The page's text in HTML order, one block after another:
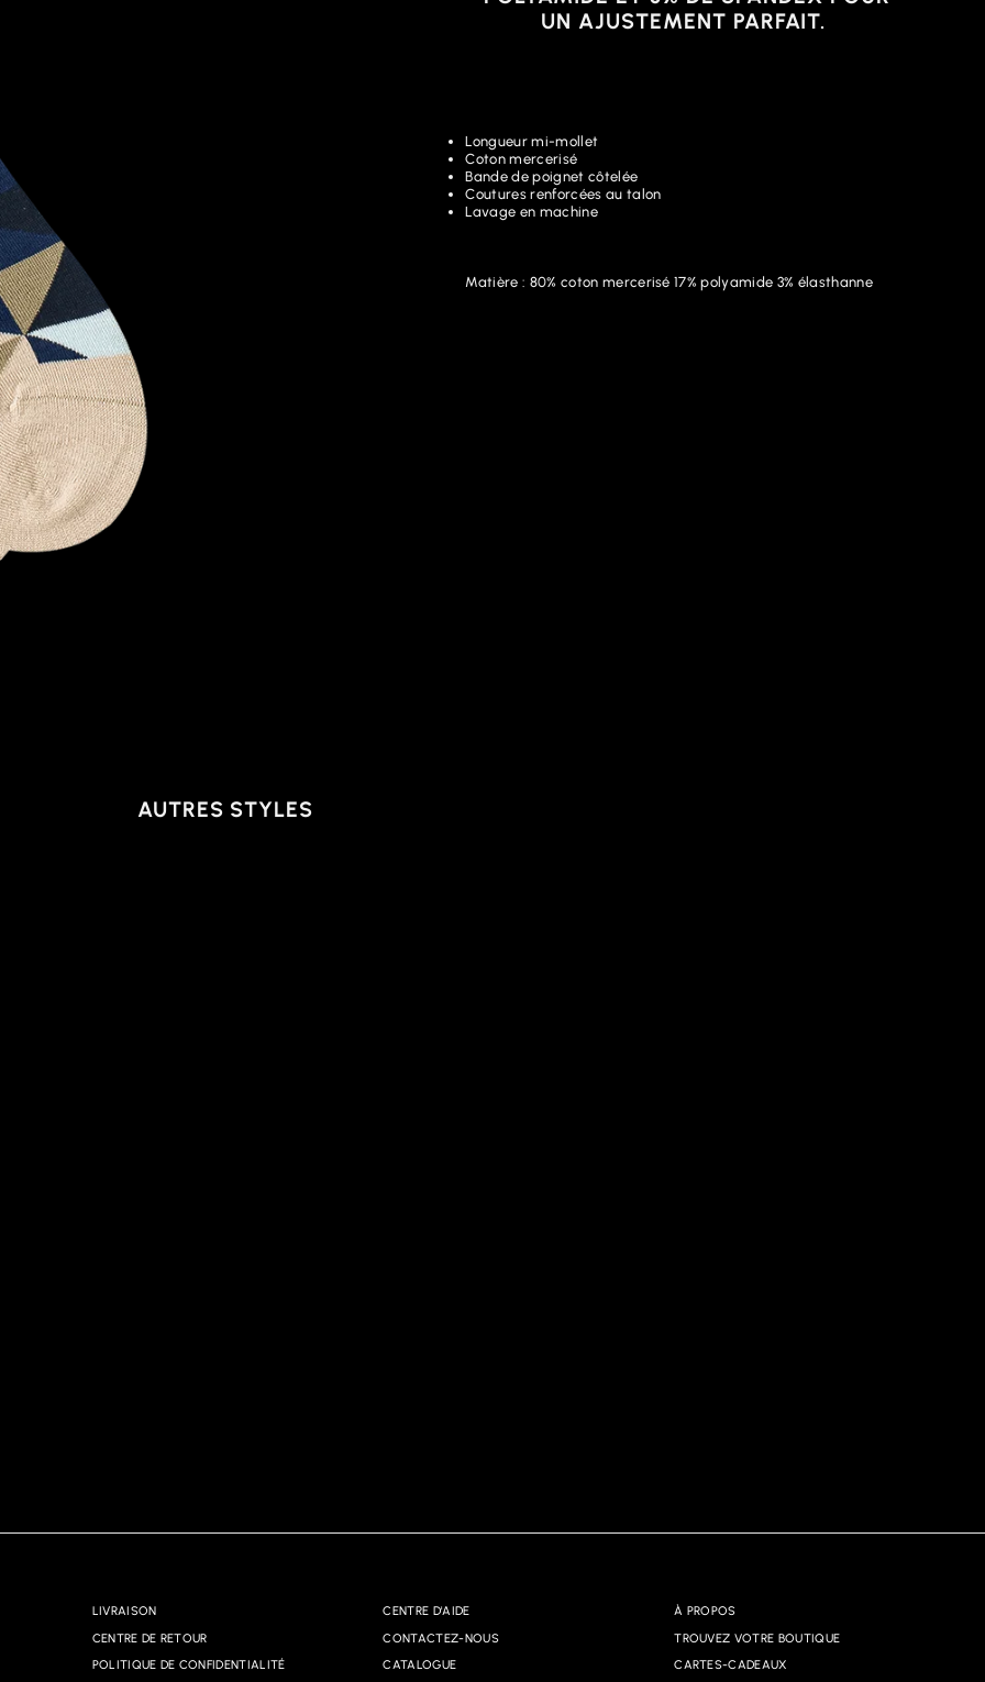
UN AJUSTEMENT PARFAIT.
Longueur mi-mollet
Coton mercerisé
Bande de poignet côtelée
Coutures renforcées au talon
Lavage en machine
Matière : 80% coton mercerisé 17% polyamide 3% élasthanne
AUTRES STYLES
LIVRAISON
CENTRE DE RETOUR
POLITIQUE DE CONFIDENTIALITÉ
CENTRE D'AIDE
CONTACTEZ-NOUS
CATALOGUE
À PROPOS
TROUVEZ VOTRE BOUTIQUE
CARTES-CADEAUX